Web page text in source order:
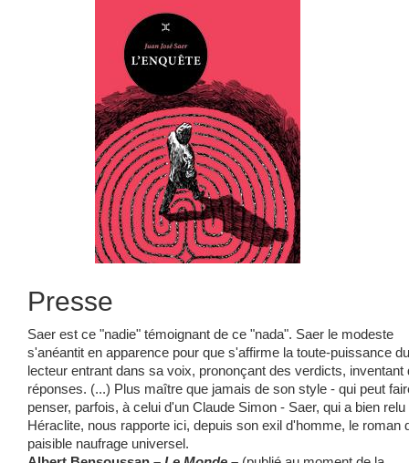
Presse
Saer est ce "nadie" témoignant de ce "nada". Saer le modeste
s'anéantit en apparence pour que s'affirme la toute-puissance du
lecteur entrant dans sa voix, prononçant des verdicts, inventant
réponses. (...) Plus maître que jamais de son style - qui peut
penser, parfois, à celui d'un Claude Simon - Saer, qui a bien relu
Héraclite, nous rapporte ici, depuis son exil d'homme, le roman
paisible naufrage universel.